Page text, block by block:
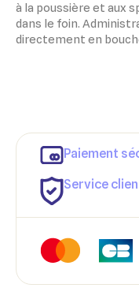
à la poussière et aux
dans le foin.
directement en
Paiement
Service